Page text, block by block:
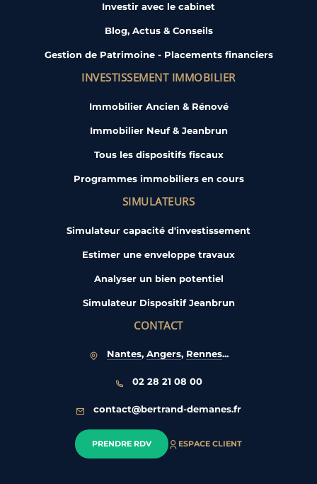
Investir avec le cabinet
Blog, Actus & Conseils
Gestion de Patrimoine - Placements financiers
INVESTISSEMENT IMMOBILIER
Immobilier Ancien & Rénové
Immobilier Neuf & Jeanbrun
Tous les dispositifs fiscaux
Programmes immobiliers en cours
SIMULATEURS
Simulateur capacité d'investissement
Estimer une enveloppe travaux
Analyser un bien potentiel
Simulateur Dispositif Jeanbrun
CONTACT
Nantes, Angers, Rennes...
02 28 21 08 00
contact@bertrand-demanes.fr
PRENDRE RDV ESPACE CLIENT